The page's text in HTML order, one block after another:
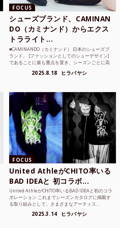
FOCUS
シューズブランド、CAMINAN
DO（カミナンド）からエクス
トラライト...
■CAMINANDO（カミナンド） 日本のシューズブ
ランド。 [ファッションとしてのシューデザイン]
であることに最も重点を置き、シーズンごとに高
2025.8.18 ヒラバヤシ
FOCUS
United AthleがCHITO率いる
BAD IDEAと 初コラボ...
United AthleがCHITO率いるBAD IDEAと初のコラ
ボレーション これまでシーズンカタログに掲載す
る取り組みとして、さまざまなアーティス...
2025.3.14 ヒラバヤシ